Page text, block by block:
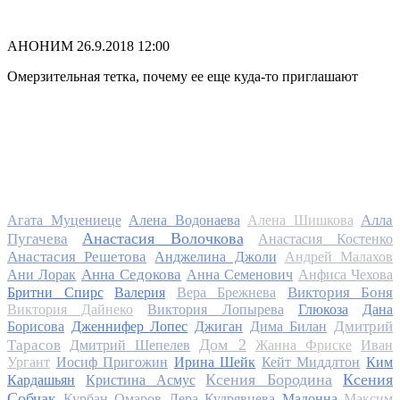
АНОНИМ 26.9.2018 12:00
Омерзительная тетка, почему ее еще куда-то приглашают
Агата Муцениеце Алена Водонаева Алена Шишкова Алла
Пугачева
Анастасия Волочкова Анастасия Костенко
Анастасия Решетова Анджелина Джоли
Андрей Малахов
Ани Лорак Анна Седокова Анна Семенович Анфиса Чехова
Бритни Спирс
Валерия Вера Брежнева Виктория Боня
Виктория Дайнеко Виктория Лопырева Глюкоза
Дана
Борисова Дженнифер Лопес Джиган Дима Билан Дмитрий
Тарасов
Дмитрий Шепелев Дом 2 Жанна Фриске
Иван
Ургант Иосиф Пригожин Ирина Шейк Кейт Миддлтон Ким
Кардашьян
Кристина Асмус Ксения Бородина
Ксения